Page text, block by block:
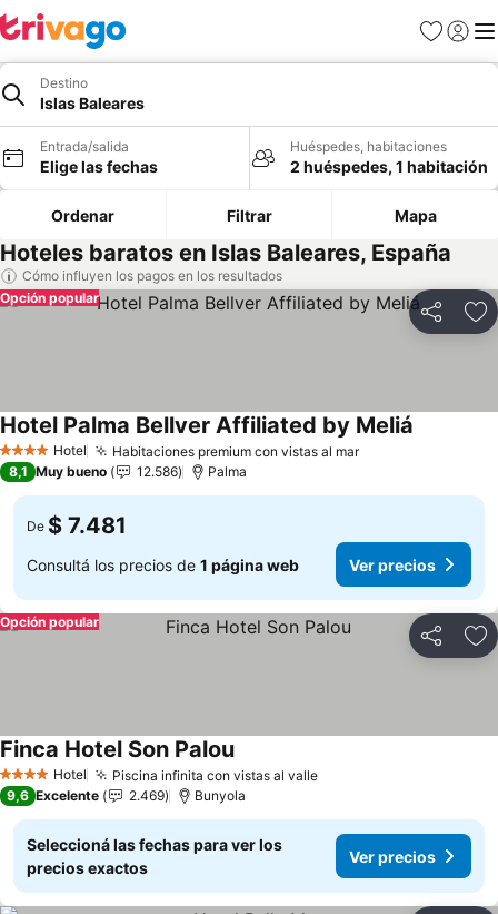
Favoritos
Iniciar
Destino
Islas Baleares
Entrada/salida
Elige las fechas
Huéspedes, habitaciones
2 huéspedes, 1 habitación
Ordenar Filtrar Mapa
Hoteles baratos en Islas Baleares, España
Cómo influyen los pagos en los resultados
Compartir
Opción popular
4 EstrellasHotel Habitaciones premium con vistas al marVer precios
Hotel Palma Bellver Affiliated by Meliá
8,1 Muy bueno 12.586 Palma
De $ 7.481
Consultá los precios de 1 página web Ver precios
Compartir
Opción popular
4 EstrellasHotel Piscina infinita con vistas al valleVer precios
Finca Hotel Son PalouVer precios
9,6 Excelente 2.469 Bunyola
Seleccioná las fechas para ver los
precios exactos
Ver precios